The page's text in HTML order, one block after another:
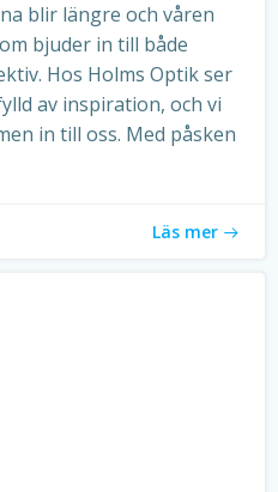
blir längre och våren
bjuder in till både
Hos Holms Optik ser
av inspiration, och vi
in till oss. Med påsken
Läs mer